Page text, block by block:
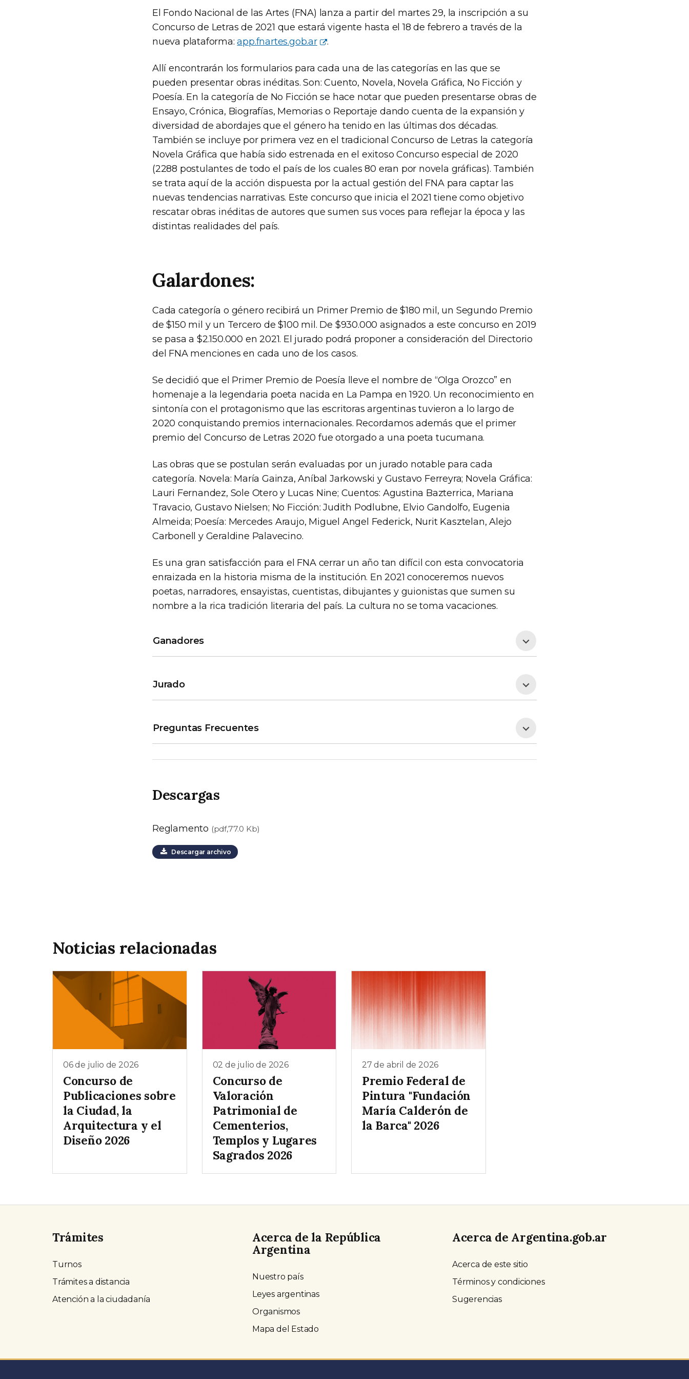
El Fondo Nacional de las Artes (FNA) lanza a partir del martes 29, la inscripción a su
Concurso de Letras de 2021 que estará vigente hasta el 18 de febrero a través de la
nueva plataforma:app.fnartes.gob.ar .
Allí encontrarán los formularios para cada una de las categorías en las que se
pueden presentar obras inéditas. Son: Cuento, Novela, Novela Gráfica, No Ficción y
Poesía. En la categoría de No Ficción se hace notar que pueden presentarse obras de
Ensayo, Crónica, Biografías, Memorias o Reportaje dando cuenta de la expansión y
diversidad de abordajes que el género ha tenido en las últimas dos décadas.
También se incluye por primera vez en el tradicional Concurso de Letras la categoría
Novela Gráfica que había sido estrenada en el exitoso Concurso especial de 2020
(2288 postulantes de todo el país de los cuales 80 eran por novela gráficas). También
se trata aquí de la acción dispuesta por la actual gestión del FNA para captar las
nuevas tendencias narrativas. Este concurso que inicia el 2021 tiene como objetivo
rescatar obras inéditas de autores que sumen sus voces para reflejar la época y las
distintas realidades del país.
Galardones:
Cada categoría o género recibirá un Primer Premio de $180 mil, un Segundo Premio
de $150 mil y un Tercero de $100 mil. De $930.000 asignados a este concurso en 2019
se pasa a $2.150.000 en 2021. El jurado podrá proponer a consideración del Directorio
del FNA menciones en cada uno de los casos.
Se decidió que el Primer Premio de Poesía lleve el nombre de “Olga Orozco” en
homenaje a la legendaria poeta nacida en La Pampa en 1920. Un reconocimiento en
sintonía con el protagonismo que las escritoras argentinas tuvieron a lo largo de
2020 conquistando premios internacionales. Recordamos además que el primer
premio del Concurso de Letras 2020 fue otorgado a una poeta tucumana.
Las obras que se postulan serán evaluadas por un jurado notable para cada
categoría. Novela: María Gainza, Aníbal Jarkowski y Gustavo Ferreyra; Novela Gráfica:
Lauri Fernandez, Sole Otero y Lucas Nine; Cuentos: Agustina Bazterrica, Mariana
Travacio, Gustavo Nielsen; No Ficción: Judith Podlubne, Elvio Gandolfo, Eugenia
Almeida; Poesía: Mercedes Araujo, Miguel Angel Federick, Nurit Kasztelan, Alejo
Carbonell y Geraldine Palavecino.
Es una gran satisfacción para el FNA cerrar un año tan difícil con esta convocatoria
enraizada en la historia misma de la institución. En 2021 conoceremos nuevos
poetas, narradores, ensayistas, cuentistas, dibujantes y guionistas que sumen su
nombre a la rica tradición literaria del país. La cultura no se toma vacaciones.
Ganadores
Jurado
Preguntas Frecuentes
Descargas
Reglamento (pdf,77.0 Kb)
Descargar archivo
Noticias relacionadas
06 de julio de 2026
Concurso de
Publicaciones sobre
la Ciudad, la
Arquitectura y el
Diseño 2026
02 de julio de 2026
Concurso de
Valoración
Patrimonial de
Cementerios,
Templos y Lugares
Sagrados 2026
27 de abril de 2026
Premio Federal de
Pintura "Fundación
María Calderón de
la Barca" 2026
Trámites
Turnos
Trámites a distancia
Atención a la ciudadanía
Acerca de la República
Argentina
Nuestro país
Leyes argentinas
Organismos
Mapa del Estado
Acerca de Argentina.gob.ar
Acerca de este sitio
Términos y condiciones
Sugerencias